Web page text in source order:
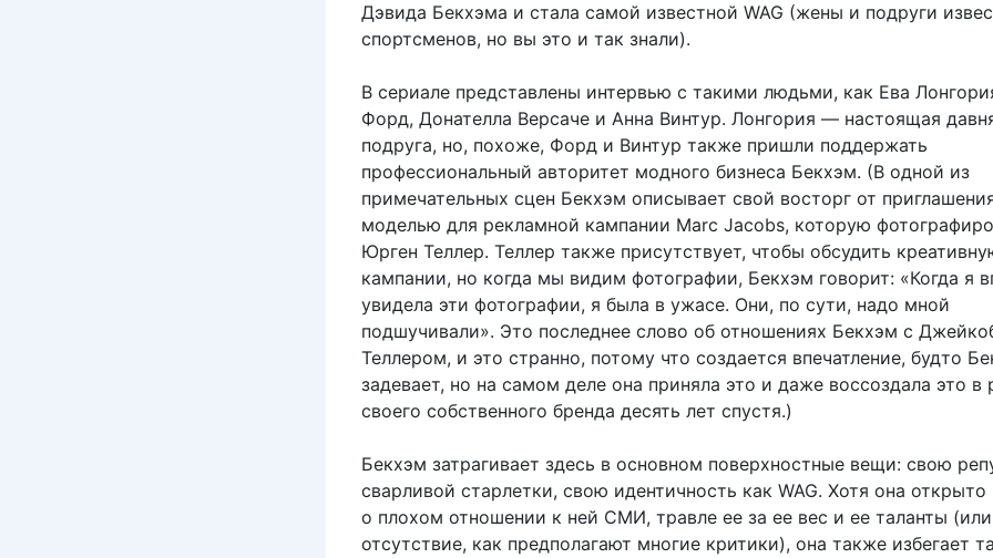
Дэвида Бекхэма и стала самой известной WAG (жены и подруги
спортсменов, но вы это и так знали).
В сериале представлены интервью с такими людьми, как Ева
Форд, Донателла Версаче и Анна Винтур. Лонгория — настоящая
подруга, но, похоже, Форд и Винтур также пришли поддержать
профессиональный авторитет модного бизнеса Бекхэм. (В одной из
примечательных сцен Бекхэм описывает свой восторг от
моделью для рекламной кампании Marc Jacobs, которую
Юрген Теллер. Теллер также присутствует, чтобы обсудить
кампании, но когда мы видим фотографии, Бекхэм говорит: «Когда я
увидела эти фотографии, я была в ужасе. Они, по сути, надо мной
подшучивали». Это последнее слово об отношениях Бекхэм с
Теллером, и это странно, потому что создается впечатление, будто
задевает, но на самом деле она приняла это и даже воссоздала это в
своего собственного бренда десять лет спустя.)
Бекхэм затрагивает здесь в основном поверхностные вещи: свою
сварливой старлетки, свою идентичность как WAG. Хотя она открыто
о плохом отношении к ней СМИ, травле ее за ее вес и ее таланты
отсутствие, как предполагают многие критики), она также избегает